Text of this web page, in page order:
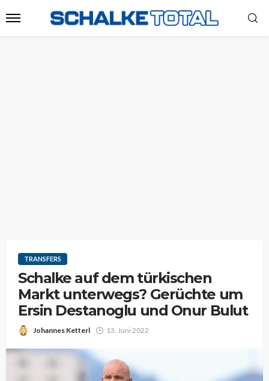
TRANSFERS
Schalke auf dem türkischen
Markt unterwegs? Gerüchte um
Ersin Destanoglu und Onur Bulut
Johannes Ketterl 13. Juni 2022